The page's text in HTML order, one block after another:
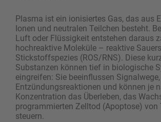
Plasma ist ein ionisiertes Gas, das aus
Ionen und neutralen Teilchen besteht.
Luft oder Flüssigkeit entstehen daraus
hochreaktive Moleküle – reaktive
Stickstoffspezies (ROS/RNS). Diese
Substanzen können tief in biologische
eingreifen: Sie beeinflussen
Entzündungsreaktionen und können je
Konzentration das Überleben, das
programmierten Zelltod (Apoptose) von
steuern.